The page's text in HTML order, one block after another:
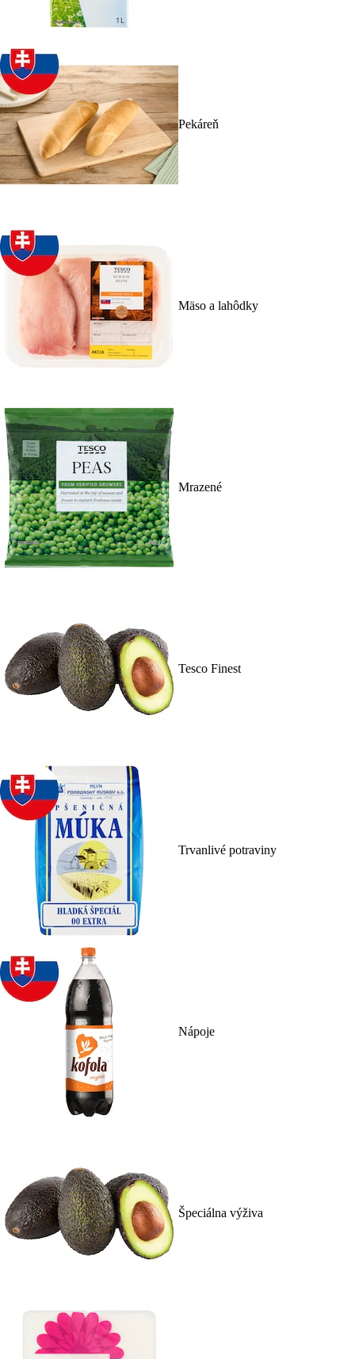
Pekáreň
Mäso a lahôdky
Mrazené
Tesco Finest
Trvanlivé potraviny
Nápoje
Špeciálna výživa